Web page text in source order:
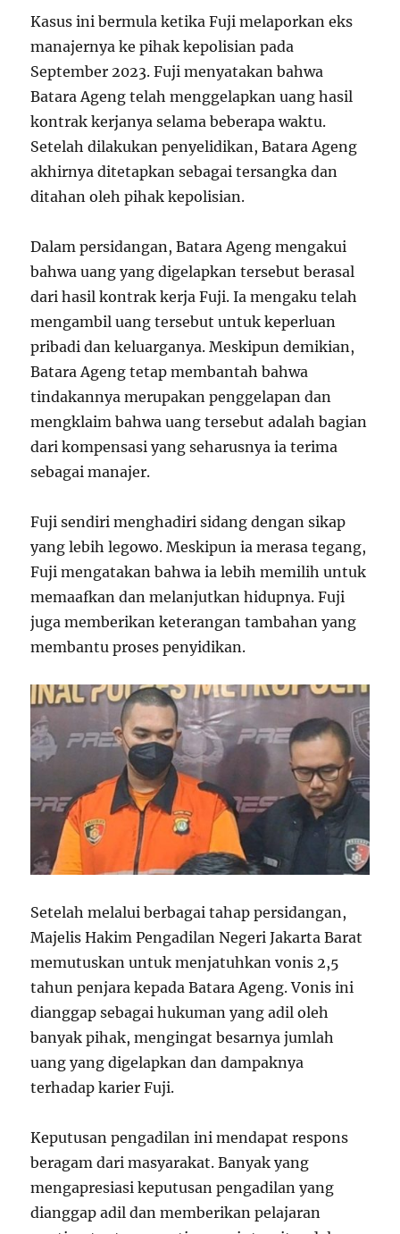
Kasus ini bermula ketika Fuji melaporkan eks
manajernya ke pihak kepolisian pada
September 2023. Fuji menyatakan bahwa
Batara Ageng telah menggelapkan uang hasil
kontrak kerjanya selama beberapa waktu.
Setelah dilakukan penyelidikan, Batara Ageng
akhirnya ditetapkan sebagai tersangka dan
ditahan oleh pihak kepolisian.
Dalam persidangan, Batara Ageng mengakui
bahwa uang yang digelapkan tersebut berasal
dari hasil kontrak kerja Fuji. Ia mengaku telah
mengambil uang tersebut untuk keperluan
pribadi dan keluarganya. Meskipun demikian,
Batara Ageng tetap membantah bahwa
tindakannya merupakan penggelapan dan
mengklaim bahwa uang tersebut adalah bagian
dari kompensasi yang seharusnya ia terima
sebagai manajer.
Fuji sendiri menghadiri sidang dengan sikap
yang lebih legowo. Meskipun ia merasa tegang,
Fuji mengatakan bahwa ia lebih memilih untuk
memaafkan dan melanjutkan hidupnya. Fuji
juga memberikan keterangan tambahan yang
membantu proses penyidikan.
Setelah melalui berbagai tahap persidangan,
Majelis Hakim Pengadilan Negeri Jakarta Barat
memutuskan untuk menjatuhkan vonis 2,5
tahun penjara kepada Batara Ageng. Vonis ini
dianggap sebagai hukuman yang adil oleh
banyak pihak, mengingat besarnya jumlah
uang yang digelapkan dan dampaknya
terhadap karier Fuji.
Keputusan pengadilan ini mendapat respons
beragam dari masyarakat. Banyak yang
mengapresiasi keputusan pengadilan yang
dianggap adil dan memberikan pelajaran